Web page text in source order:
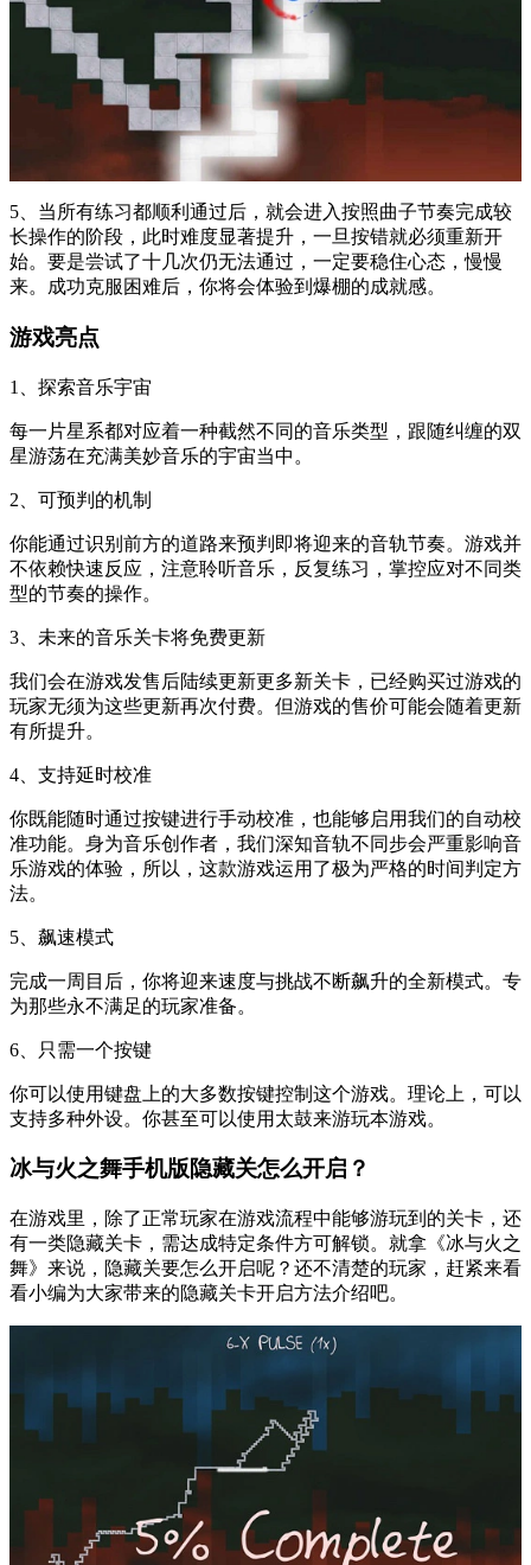
5、当所有练习都顺利通过后，就会进入按照曲子节奏完成较
长操作的阶段，此时难度显著提升，一旦按错就必须重新开
始。要是尝试了十几次仍无法通过，一定要稳住心态，慢慢
来。成功克服困难后，你将会体验到爆棚的成就感。
游戏亮点
1、探索音乐宇宙
每一片星系都对应着一种截然不同的音乐类型，跟随纠缠的双
星游荡在充满美妙音乐的宇宙当中。
2、可预判的机制
你能通过识别前方的道路来预判即将迎来的音轨节奏。游戏并
不依赖快速反应，注意聆听音乐，反复练习，掌控应对不同类
型的节奏的操作。
3、未来的音乐关卡将免费更新
我们会在游戏发售后陆续更新更多新关卡，已经购买过游戏的
玩家无须为这些更新再次付费。但游戏的售价可能会随着更新
有所提升。
4、支持延时校准
你既能随时通过按键进行手动校准，也能够启用我们的自动校
准功能。身为音乐创作者，我们深知音轨不同步会严重影响音
乐游戏的体验，所以，这款游戏运用了极为严格的时间判定方
法。
5、飙速模式
完成一周目后，你将迎来速度与挑战不断飙升的全新模式。专
为那些永不满足的玩家准备。
6、只需一个按键
你可以使用键盘上的大多数按键控制这个游戏。理论上，可以
支持多种外设。你甚至可以使用太鼓来游玩本游戏。
冰与火之舞手机版隐藏关怎么开启？
在游戏里，除了正常玩家在游戏流程中能够游玩到的关卡，还
有一类隐藏关卡，需达成特定条件方可解锁。就拿《冰与火之
舞》来说，隐藏关要怎么开启呢？还不清楚的玩家，赶紧来看
看小编为大家带来的隐藏关卡开启方法介绍吧。